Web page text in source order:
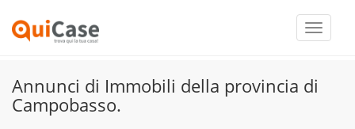
Toggle
Annunci di Immobili della provincia di
Campobasso.